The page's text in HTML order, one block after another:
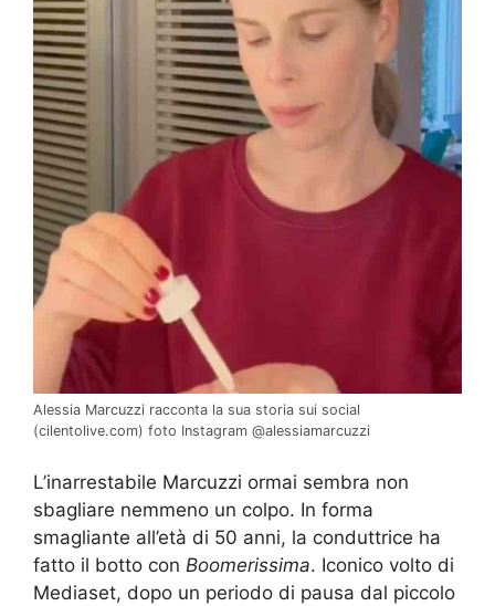
Alessia Marcuzzi racconta la sua storia sui social
(cilentolive.com) foto Instagram @alessiamarcuzzi
L’inarrestabile Marcuzzi ormai sembra non
sbagliare nemmeno un colpo. In forma
smagliante all’età di 50 anni, la conduttrice ha
fatto il botto con Boomerissima. Iconico volto di
Mediaset, dopo un periodo di pausa dal piccolo